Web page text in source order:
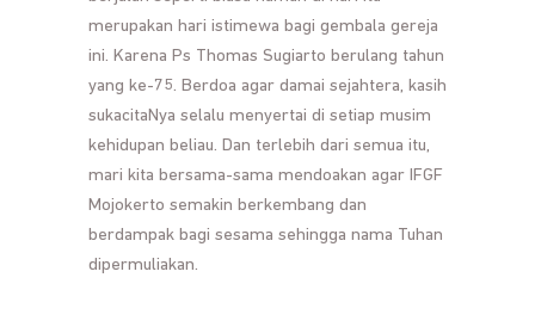
merupakan hari istimewa bagi gembala gereja
ini. Karena Ps Thomas Sugiarto berulang tahun
yang ke-75. Berdoa agar damai sejahtera, kasih
sukacitaNya selalu menyertai di setiap musim
kehidupan beliau. Dan terlebih dari semua itu,
mari kita bersama-sama mendoakan agar IFGF
Mojokerto semakin berkembang dan
berdampak bagi sesama sehingga nama Tuhan
dipermuliakan.